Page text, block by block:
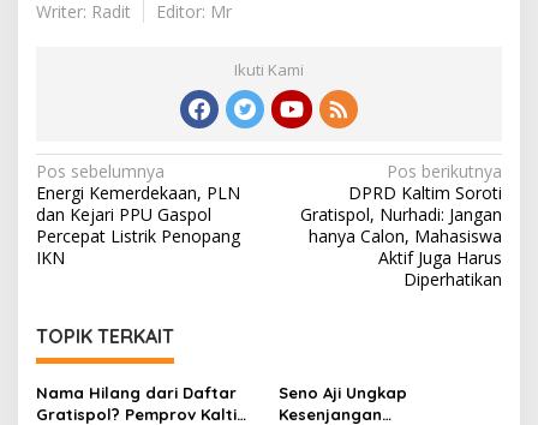
Writer: Radit Editor: Mr
Ikuti Kami
Navigasi
pos
Pos sebelumnya
Energi Kemerdekaan, PLN
dan Kejari PPU Gaspol
Percepat Listrik Penopang
IKN
Pos berikutnya
DPRD Kaltim Soroti
Gratispol, Nurhadi: Jangan
hanya Calon, Mahasiswa
Aktif Juga Harus
Diperhatikan
TOPIK TERKAIT
Nama Hilang dari Daftar
Gratispol? Pemprov Kaltim
Seno Aji Ungkap
Kesenjangan